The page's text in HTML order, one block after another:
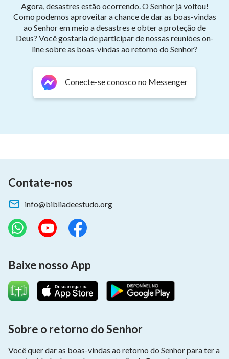
Agora, desastres estão ocorrendo. O Senhor já voltou!
Como podemos aproveitar a chance de dar as boas-vindas
ao Senhor em meio a desastres e obter a proteção de
Deus? Você gostaria de participar de nossas reuniões on-
line sobre as boas-vindas ao retorno do Senhor?
Conecte-se conosco no Messenger
Contate-nos
info@bibliadeestudo.org
Baixe nosso App
Sobre o retorno do Senhor
Você quer dar as boas-vindas ao retorno do Senhor para ter a